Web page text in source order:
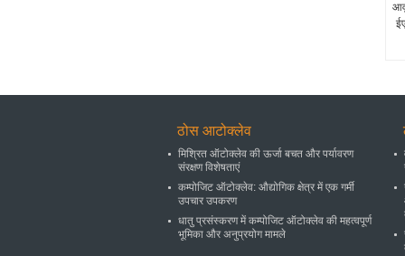
ठोस आटोक्लेव
मिश्रित ऑटोक्लेव की ऊर्जा बचत और पर्यावरण
संरक्षण विशेषताएं
कम्पोजिट ऑटोक्लेव: औद्योगिक क्षेत्र में एक गर्मी
उपचार उपकरण
धातु प्रसंस्करण में कम्पोजिट ऑटोक्लेव की महत्वपूर्ण
भूमिका और अनुप्रयोग मामले